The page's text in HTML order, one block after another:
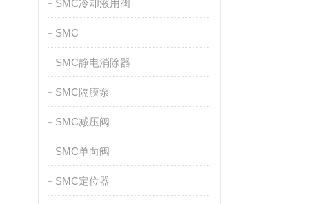
SMC冷却液用阀
SMC
SMC静电消除器
SMC隔膜泵
SMC减压阀
SMC单向阀
SMC定位器